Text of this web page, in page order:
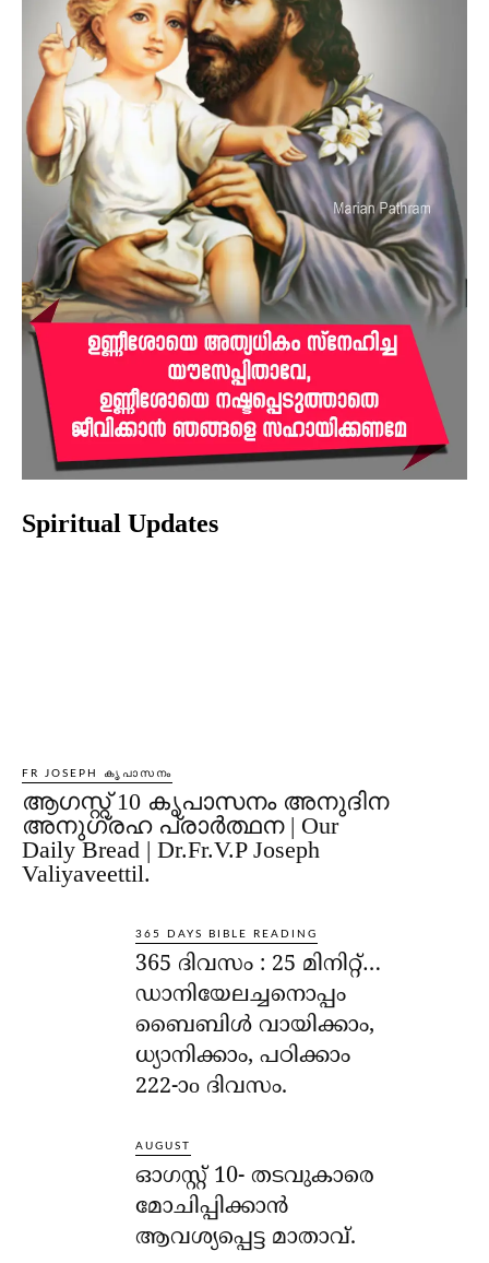
Spiritual Updates
FR JOSEPH കൃപാസനം
ആഗസ്റ്റ് 10 കൃപാസനം അനുദിന
അനുഗ്രഹ പ്രാർത്ഥന | Our
Daily Bread | Dr.Fr.V.P Joseph
Valiyaveettil.
365 DAYS BIBLE READING
365 ദിവസം : 25 മിനിറ്റ്…
ഡാനിയേലച്ചനൊപ്പം
ബൈബിൾ വായിക്കാം,
ധ്യാനിക്കാം, പഠിക്കാം
222-ാo ദിവസം.
AUGUST
ഓഗസ്റ്റ് 10- തടവുകാരെ
മോചിപ്പിക്കാന്‍
ആവശ്യപ്പെട്ട മാതാവ്.